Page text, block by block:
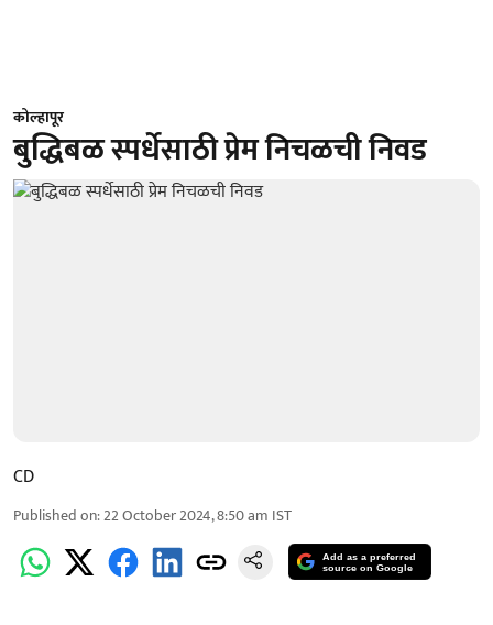
कोल्हापूर
बुद्धिबळ स्पर्धेसाठी प्रेम निचळची निवड
CD
Published on:22 October 2024, 8:50 am IST
Add as a preferred
source on Google